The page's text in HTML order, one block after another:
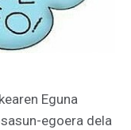
Eguna
egoera dela